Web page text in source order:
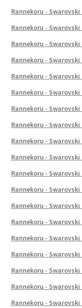
Rannekoru -
Rannekoru -
Rannekoru -
Rannekoru -
Rannekoru -
Rannekoru -
Rannekoru -
Rannekoru -
Rannekoru -
Rannekoru -
Rannekoru -
Rannekoru -
Rannekoru -
Rannekoru -
Rannekoru -
Rannekoru -
Rannekoru -
Rannekoru -
Rannekoru -